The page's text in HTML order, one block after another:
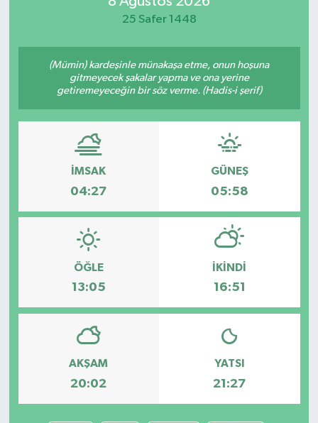
25 Safer 1448
(Mümin) kardeşinle münakaşa etme, onun hoşuna
gitmeyecek şakalar yapma ve ona yerine
getiremeyeceğin bir söz verme. (Hadis-i şerif)
İMSAK
04:27
GÜNEŞ
05:58
ÖĞLE
13:05
İKINDI
16:51
AKŞAM
20:02
YATSI
21:27
Özel
Resmi İlanlar
Siyaset
Yaşam
Yurttan